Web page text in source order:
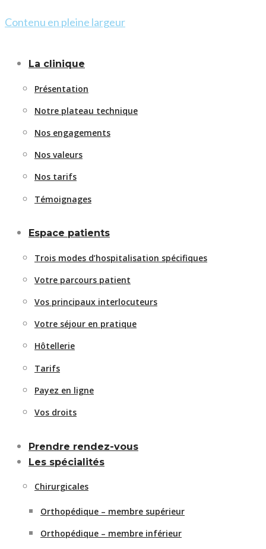
Contenu en pleine largeur
La clinique
Présentation
Notre plateau technique
Nos engagements
Nos valeurs
Nos tarifs
Témoignages
Espace patients
Trois modes d’hospitalisation spécifiques
Votre parcours patient
Vos principaux interlocuteurs
Votre séjour en pratique
Hôtellerie
Tarifs
Payez en ligne
Vos droits
Prendre rendez-vous
Les spécialités
Chirurgicales
Orthopédique – membre supérieur
Orthopédique – membre inférieur